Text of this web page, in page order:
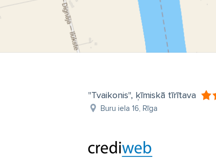
"Tvaikonis", ķīmiskā tīrītava
Buru iela 16, Rīga